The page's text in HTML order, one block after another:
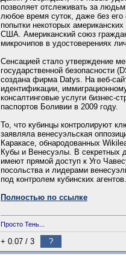
позволяет отслеживать за
любое время суток, даже без
попытки некоторых
США. Американский союз
микрочипов в удостоверениях
Сенсацией стало утверждение
государственной безопасности
создана фирма Datys. На веб-
идентификации,
консалтинговые услуги бизнес-
паспортов Боливии в 2009 году.
То, что кубинцы контролируют
заявляла венесуэльская
Каракасе, обнародованных
Кубы и Венесуэлы. В секретных
имеют прямой доступ к Уго
посольства и лидерами
под контролем кубинских агентов.
Полностью по ссылке
Просто Тень...
+ 0.07 / 3 ?